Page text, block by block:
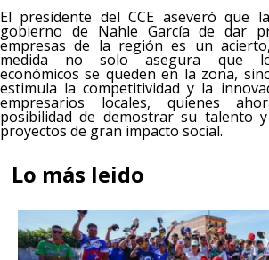
El presidente del CCE aseveró que
gobierno de Nahle García de dar
empresas de la región es un
medida no solo asegura que
económicos se queden en la zona,
estimula la competitividad y la
empresarios locales, quienes
posibilidad de demostrar su talento y
proyectos de gran impacto social.
Lo más leido